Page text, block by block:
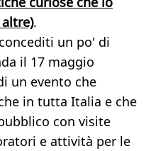
.
un po' di
il 17 maggio
un evento che
in tutta Italia e che
con visite
e attività per le